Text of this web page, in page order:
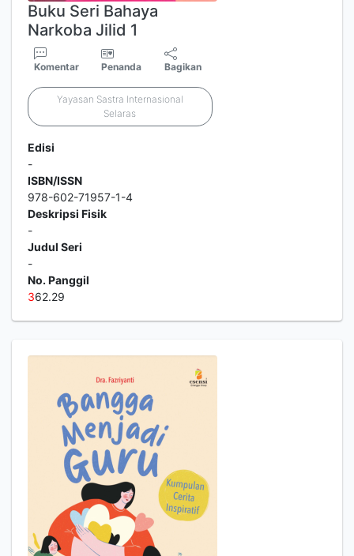
Buku Seri Bahaya
Narkoba Jilid 1
Komentar Penanda Bagikan
Yayasan Sastra Internasional
Selaras
Edisi
-
ISBN/ISSN
978-602-71957-1-4
Deskripsi Fisik
-
Judul Seri
-
No. Panggil
362.29